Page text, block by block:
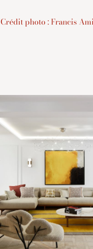
Crédit photo : Francis